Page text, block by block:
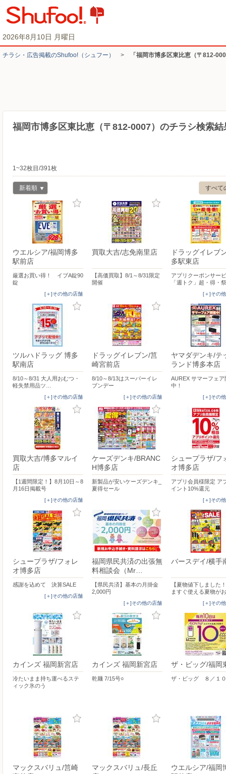
2026年8月10日 月曜日
チラシ・​広告掲載の​Shufoo!​（シュフー） > 「福岡市博多区東比恵（〒812-
福岡市博多区東比恵（〒812-0007）のチラシ検索結
1~32枚目/391枚
すべて
新着順
ウエルシア/福岡博多
駅前店
厳選お買い得！ イブA錠90
錠
[＋]その他の店舗
買取大吉/志免南里店
【高価買取】8/1～8/31限定
開催
ドラッグイレブ
多駅東店
アプリクーポンサー
「週トク」超・得・
[＋]その
ツルハドラッグ 博多
駅南店
8/10～8/31 大人用おむつ・
軽失禁用品ツ…
[＋]その他の店舗
ドラッグイレブン/筥
崎宮前店
8/10～8/13はスーパーイレ
ブンデー
[＋]その他の店舗
ヤマダデンキ/テ
ランド博多本店
AUREX サマーフェア
中！
[＋]その
買取大吉/博多マルイ
店
【1週間限定！】8月10日～8
月16日掲載号
[＋]その他の店舗
ケーズデンキ/BRANC
H博多店
新製品が安いケーズデンキ_
夏得セール
シュープラザ/フ
オ博多店
アプリ会員様限定 ア
イント10%還元
[＋]その
シュープラザ/フォレ
オ博多店
感謝を込めて 決算SALE
[＋]その他の店舗
福岡県民共済の出張無
料相談会（Mr…
【県民共済】基本の月掛金
2,000円
[＋]その他の店舗
バースデイ/横手
【夏物値下しました
ますぐ使える夏物が
[＋]その
カインズ 福岡新宮店
冷たいまま持ち運べるステ
ィック氷のう
カインズ 福岡新宮店
乾麺 7/15号○
ザ・ビッグ/福岡
ザ・ビッグ ８／１０
マックスバリュ/筥崎
マックスバリュ/長丘
ウエルシア/福岡